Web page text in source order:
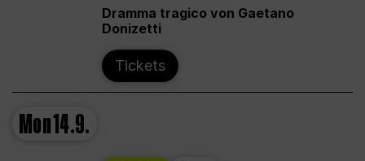
Dramma tragico von Gaetano
Donizetti
Tickets
Mon14.9.